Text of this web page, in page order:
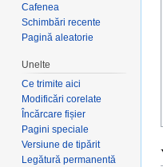
Cafenea
Schimbări recente
Pagină aleatorie
Unelte
Ce trimite aici
Modificări corelate
Încărcare fișier
Pagini speciale
Versiune de tipărit
Legătură permanentă